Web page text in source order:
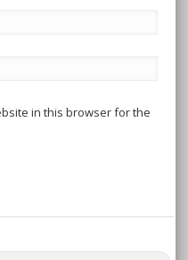
in this browser for the